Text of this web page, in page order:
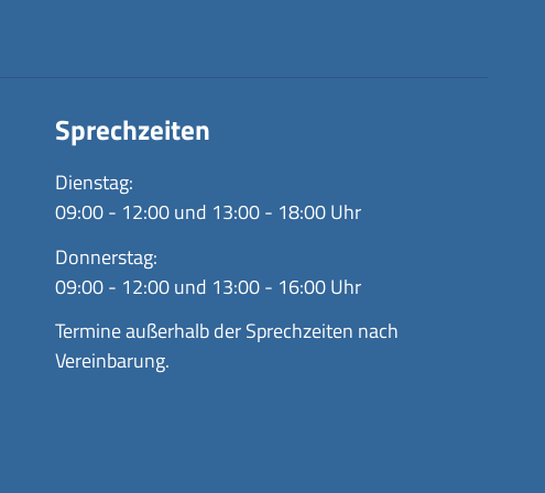
Sprechzeiten
Dienstag:
09:00 - 12:00 und 13:00 - 18:00 Uhr
Donnerstag:
09:00 - 12:00 und 13:00 - 16:00 Uhr
Termine außerhalb der Sprechzeiten nach
Vereinbarung.